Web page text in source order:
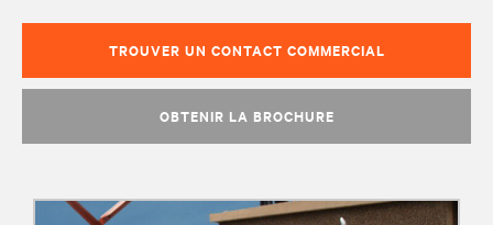
TROUVER UN CONTACT COMMERCIAL
OBTENIR LA BROCHURE